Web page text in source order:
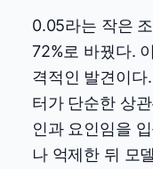
0.05라는 작은
72%로 바꿨다.
격적인 발견이
터가 단순한 상
인과 요인임을
나 억제한 뒤 모